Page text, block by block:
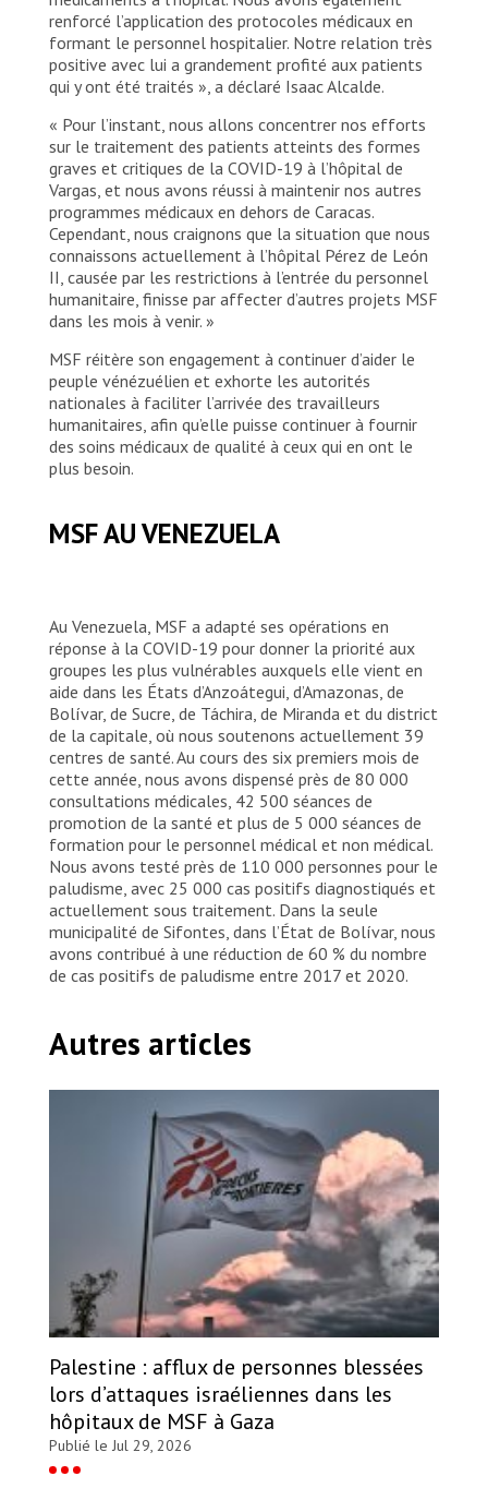
renforcé l’application des protocoles médicaux en
formant le personnel hospitalier. Notre relation très
positive avec lui a grandement profité aux patients
qui y ont été traités », a déclaré Isaac Alcalde.
« Pour l’instant, nous allons concentrer nos efforts
sur le traitement des patients atteints des formes
graves et critiques de la COVID-19 à l’hôpital de
Vargas, et nous avons réussi à maintenir nos autres
programmes médicaux en dehors de Caracas.
Cependant, nous craignons que la situation que nous
connaissons actuellement à l’hôpital Pérez de León
II, causée par les restrictions à l’entrée du personnel
humanitaire, finisse par affecter d’autres projets MSF
dans les mois à venir. »
MSF réitère son engagement à continuer d’aider le
peuple vénézuélien et exhorte les autorités
nationales à faciliter l’arrivée des travailleurs
humanitaires, afin qu’elle puisse continuer à fournir
des soins médicaux de qualité à ceux qui en ont le
plus besoin.
MSF AU VENEZUELA
Au Venezuela, MSF a adapté ses opérations en
réponse à la COVID-19 pour donner la priorité aux
groupes les plus vulnérables auxquels elle vient en
aide dans les États d’Anzoátegui, d’Amazonas, de
Bolívar, de Sucre, de Táchira, de Miranda et du district
de la capitale, où nous soutenons actuellement 39
centres de santé. Au cours des six premiers mois de
cette année, nous avons dispensé près de 80 000
consultations médicales, 42 500 séances de
promotion de la santé et plus de 5 000 séances de
formation pour le personnel médical et non médical.
Nous avons testé près de 110 000 personnes pour le
paludisme, avec 25 000 cas positifs diagnostiqués et
actuellement sous traitement. Dans la seule
municipalité de Sifontes, dans l’État de Bolívar, nous
avons contribué à une réduction de 60 % du nombre
de cas positifs de paludisme entre 2017 et 2020.
Autres articles
Palestine : afflux de personnes blessées
lors d’attaques israéliennes dans les
hôpitaux de MSF à Gaza
Publié le Jul 29, 2026